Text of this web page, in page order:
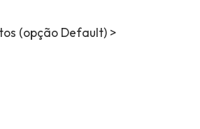
(opção Default) >